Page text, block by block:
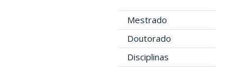
Mestrado
Doutorado
Disciplinas